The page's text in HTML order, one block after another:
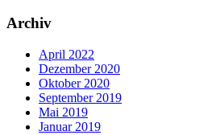
Archiv
April 2022
Dezember 2020
Oktober 2020
September 2019
Mai 2019
Januar 2019